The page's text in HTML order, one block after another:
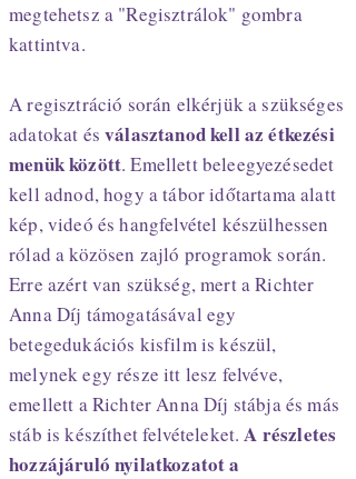
megtehetsz a "Regisztrálok" gombra
kattintva.
A regisztráció során elkérjük a szükséges
adatokat ésválasztanod kell az étkezési
menük között. Emellett beleegyezésedet
kell adnod, hogy a tábor időtartama alatt
kép, videó és hangfelvétel készülhessen
rólad a közösen zajló programok során.
Erre azért van szükség, mert a Richter
Anna Díj támogatásával egy
betegedukációs kisfilm is készül,
melynek egy része itt lesz felvéve,
emellett a Richter Anna Díj stábja és más
stáb is készíthet felvételeket.A részletes
hozzájáruló nyilatkozatot a